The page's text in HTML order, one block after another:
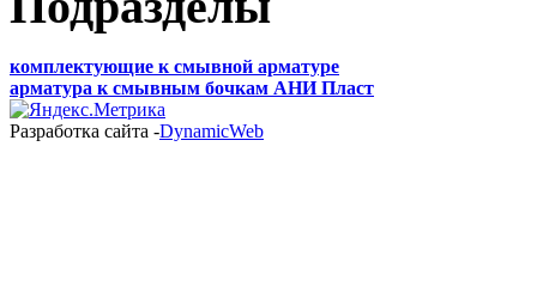
комплектующие к смывной арматуре
арматура к смывным бочкам АНИ Пласт
Разработка сайта -DynamicWeb